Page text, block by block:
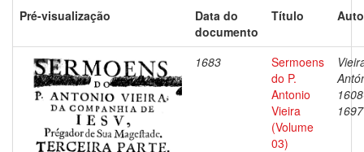
Pré-visualização
Data do
documento
Título
1683
Sermoens
do P.
Antonio
Vieira
(Volume
03)
1697